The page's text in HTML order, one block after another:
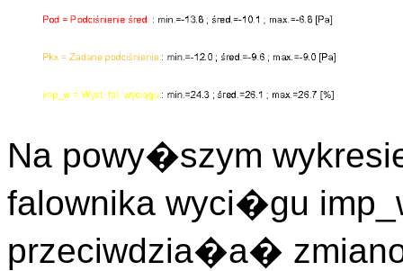
Na powy�szym
falownika wyci�gu
przeciwdzia�a�